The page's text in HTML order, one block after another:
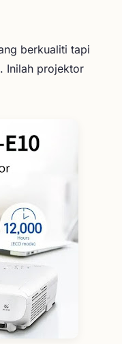
berkualiti tapi
Inilah projektor